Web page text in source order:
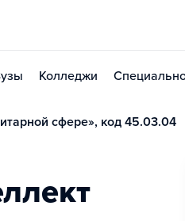
Колледжи
сфере», код 45.03.04